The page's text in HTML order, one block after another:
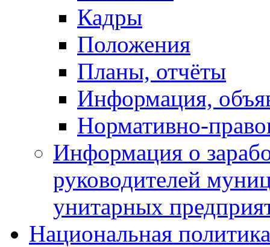
Кадры
Положения
Планы, отчёты
Информация,
Нормативно-
Информация о
руководителей
унитарных
Национальная политика